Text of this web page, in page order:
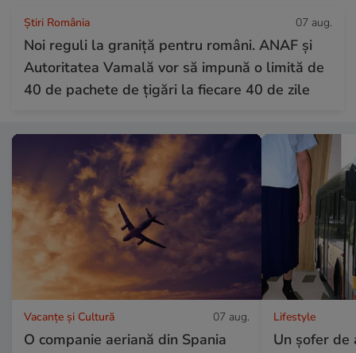
Știri România 07 aug.
Noi reguli la graniță pentru români. ANAF și
Autoritatea Vamală vor să impună o limită de
40 de pachete de țigări la fiecare 40 de zile
Vacanțe și Cultură 07 aug.
O companie aeriană din Spania
Lifestyle
Un șofer de